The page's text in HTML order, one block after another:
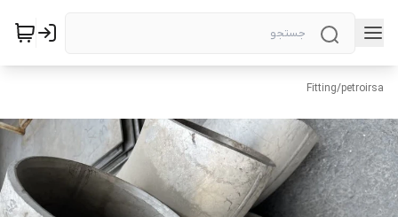
petroirsa
/
Fitting